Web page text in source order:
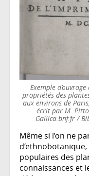
Exemple
propriétés des
aux environs de
écrit par M.
Gallica.bnf.fr /
Même si l’on ne
populaires des
connaissances et